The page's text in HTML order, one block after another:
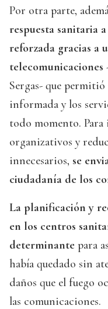
Por otra parte,
respuesta sanitaria
reforzada gracias a
telecomunicaciones
Sergas- que
informada y los
todo momento.
organizativos y
innecesarios, se
ciudadanía de los
La planificación y
en los centros
determinante para
había quedado sin
daños que el fuego
las comunicaciones.